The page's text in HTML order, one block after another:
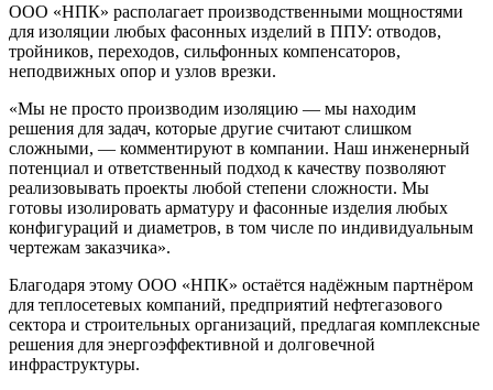
ООО «НПК» располагает производственными мощностями
для изоляции любых фасонных изделий в ППУ: отводов,
тройников, переходов, сильфонных компенсаторов,
неподвижных опор и узлов врезки.
«Мы не просто производим изоляцию — мы находим
решения для задач, которые другие считают слишком
сложными, — комментируют в компании. Наш инженерный
потенциал и ответственный подход к качеству позволяют
реализовывать проекты любой степени сложности. Мы
готовы изолировать арматуру и фасонные изделия любых
конфигураций и диаметров, в том числе по индивидуальным
чертежам заказчика».
Благодаря этому ООО «НПК» остаётся надёжным партнёром
для теплосетевых компаний, предприятий нефтегазового
сектора и строительных организаций, предлагая комплексные
решения для энергоэффективной и долговечной
инфраструктуры.